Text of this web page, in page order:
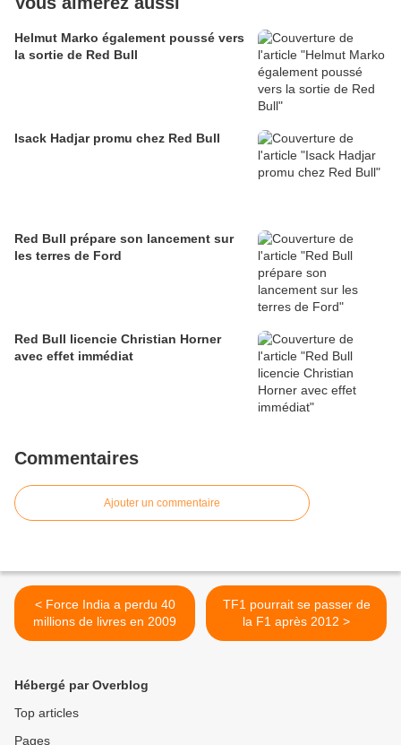
Helmut Marko également poussé vers
la sortie de Red Bull
Isack Hadjar promu chez Red Bull
Red Bull prépare son lancement sur
les terres de Ford
Red Bull licencie Christian Horner
avec effet immédiat
Commentaires
Ajouter un commentaire
< Force India a perdu 40
millions de livres en 2009
TF1 pourrait se passer de
la F1 après 2012 >
Hébergé par Overblog
Top articles
Pages